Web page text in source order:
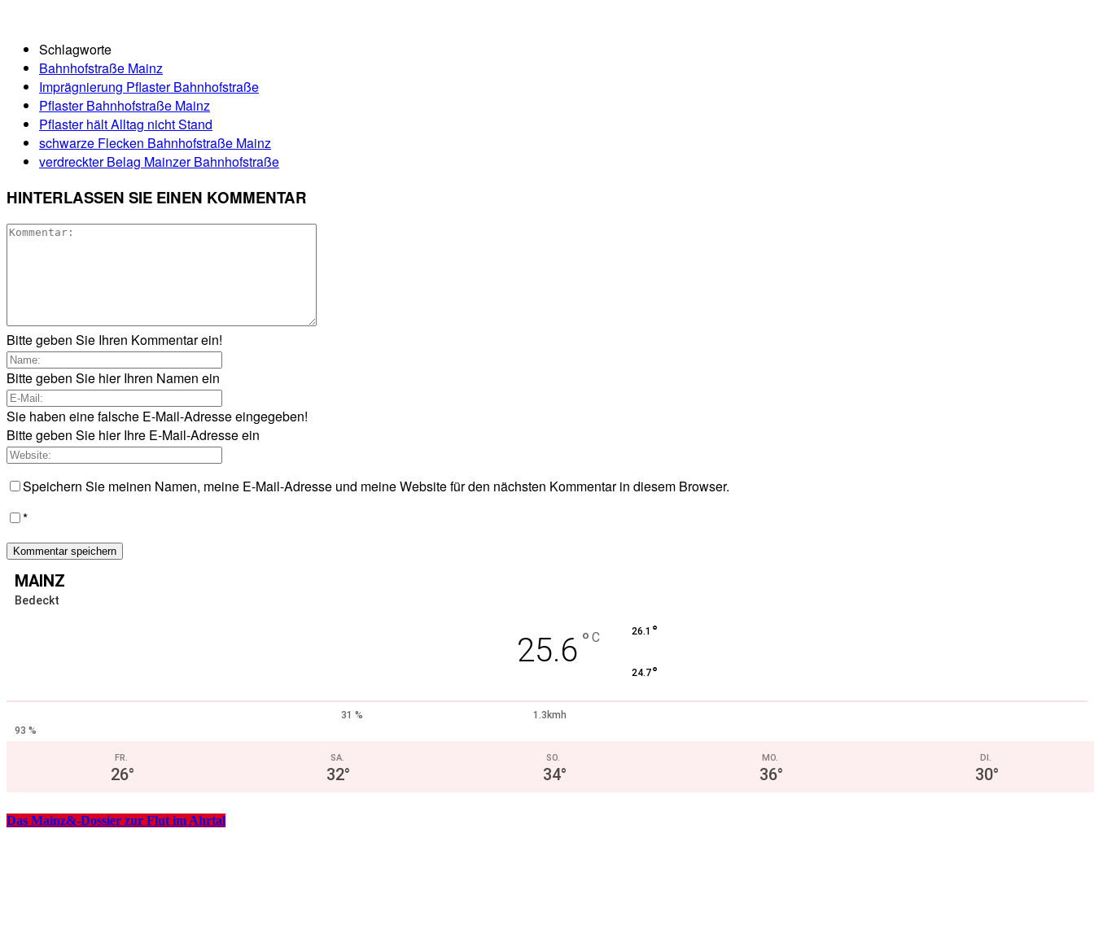
Schlagworte
Bahnhofstraße Mainz
Imprägnierung Pflaster Bahnhofstraße
Pflaster Bahnhofstraße Mainz
Pflaster hält Alltag nicht Stand
schwarze Flecken Bahnhofstraße Mainz
verdreckter Belag Mainzer Bahnhofstraße
HINTERLASSEN SIE EINEN KOMMENTAR
Bitte geben Sie Ihren Kommentar ein!
Bitte geben Sie hier Ihren Namen ein
Sie haben eine falsche E-Mail-Adresse eingegeben!
Bitte geben Sie hier Ihre E-Mail-Adresse ein
Speichern Sie meinen Namen, meine E-Mail-Adresse und meine Website für den nächsten Kommentar in diesem Browser.
*
MAINZ
Bedeckt
25.6 ° C 26.1 °
24.7°
31 %
1.3kmh
93 %
FR.
26°
SA.
32°
SO.
34°
MO.
36°
DI.
30°
Das Mainz&-Dossier zur Flut im Ahrtal